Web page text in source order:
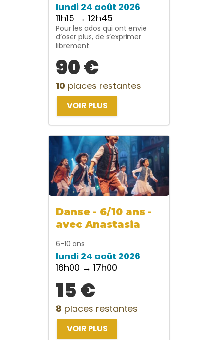
lundi 24 août 2026
11h15 → 12h45
Pour les ados qui ont envie
d’oser plus, de s’exprimer
librement
90 €
10 places restantes
VOIR PLUS
Danse - 6/10 ans -
avec Anastasia
6-10 ans
lundi 24 août 2026
16h00 → 17h00
15 €
8 places restantes
VOIR PLUS